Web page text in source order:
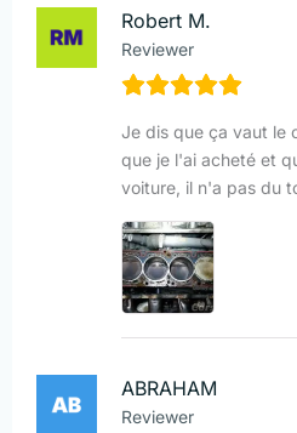
Robert M.
Reviewer
Je dis que ça vaut le
que je l'ai acheté et
voiture, il n'a pas du
ABRAHAM
Reviewer